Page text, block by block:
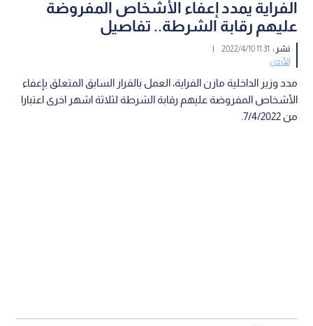
الفراية يمدد إعفاء الأشخاص المفروضة
عليهم رقابة الشرطة.. تفاصيل
نشر : 11:31 2022/4/10
|
الأردن
مدد وزير الداخلية مازن الفراية، العمل بالقرار السابق المتعلق بإعفاء
الأشخاص المفروضة عليهم رقابة الشرطة لثلاثة اشهر اخرى اعتبارا
من 7/4/2022.